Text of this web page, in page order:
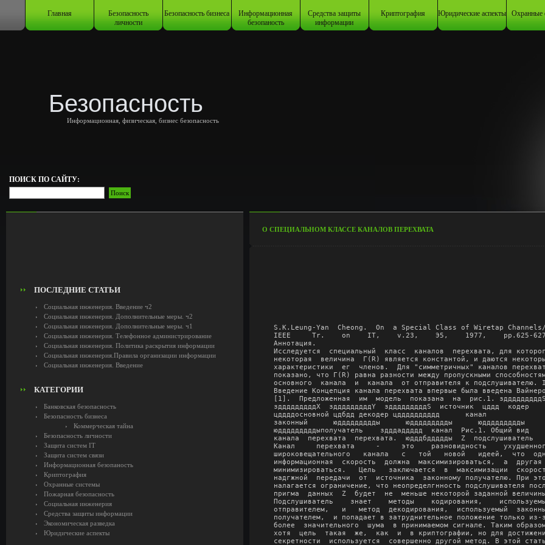
Главная Безопасность
личности
Безопасность бизнеса Информационная
безопаность
Средства защиты
информации
Криптография Юридические аспекты Охранные
Безопасность
Информационная, физическая, бизнес безопасность
ПОИСК ПО САЙТУ:
ПОСЛЕДНИЕ СТАТЬИ
Социальная инженерия. Введение ч2
Социальная инженерия. Дополнительные меры. ч2
Социальная инженерия. Дополнительные меры. ч1
Социальная инженерия. Телефонное администрирование
Социальная инженерия. Политика раскрытия информации
Социальная инженерия.Правила организации информации
Социальная инженерия. Введение
КАТЕГОРИИ
Банковская безопасность
Безопасность бизнеса
Коммерческая тайна
Безопасность личности
Защита систем IT
Защита систем связи
Информационная безопаность
Криптография
Охранные системы
Пожарная безопасность
Социальная инженерия
Средства защиты информации
Экономическая разведка
Юридические аспекты
О СПЕЦИАЛЬНОМ КЛАССЕ КАНАЛОВ ПЕРЕХВАТА
S.K.Leung-Yan  Cheong.  On  a Special Class of Wiretap Channels//
IEEE     Tr.    on    IT,    v.23,    Э5,    1977,    pp.625-627.
Аннотация.
Исследуется  специальный  класс  каналов  перехвата, для которого
некоторая  величина  Г(R) является константой, и даются некоторые
характеристики  ег  членов.  Для "симметричных" каналов перехвата
показано, что Г(R) равна разности между пропускными способностями
основного  канала  и  канала  от отправителя к подслушивателю. I.
Введение Концепция канала перехвата впервые была введена Вайнером
[1].  Предложенная  им  модель  показана  на  рис.1. здддддддддS
здддддддддX  здддддддддY  здддддддддS  источник  цддд  кодер
цддддосновной цдбдд декодер цдддддддддд      канал    
законный      юддддддддды      юддддддддды      юддддддддды     
юдддддддддыполучатель    здддаддддд  канал  Рис.1. Общий вид
канала  перехвата  перехвата.  юдддбддддды  Z  подслушиватель
Канал     перехвата     -     это    разновидность    ухудшенного
широковещательного   канала   с   той   новой   идеей,  что  одна
информационная  скорость  должна  максимизироваться,  а  другая -
минимизироваться.   Цель   заключается  в  максимизации  скорости
надгжной  передачи  от  источника  законному получателю. При этом
налагается ограничение, что неопределгнность подслушивателя после
пригма  данных  Z  будет  не  меньше некоторой заданной величины.
Подслушиватель    знает    методы    кодирования,    используемые
отправителем,   и   метод  декодирования,  используемый  законным
получателем,  и попадает в затруднительное положение только из-за
более  значительного  шума  в принимаемом сигнале. Таким образом,
хотя  цель  такая  же,  как  и  в криптографии, но для достижения
секретности  используется  совершенно другой метод. В этой статье
мы  используем основные результаты Вайнера для дискретных каналов
перехвата  без  памяти, чтобы проанализировать класс каналов, для
которых  некоторая  величина Г(R) постоянна. Мы покажем, что если
основной   канал,  а  также  каскад  основного  канала  и  канала
перехвата  являются  симметричными,  то  Г(R)  -  константа.  II.
Предварительные  замечания  Ссылаясь  на  рис.1, предположим, что
источник является эргодическим и имеет конечный алфавит. Первые k
выходных  значений  источника,  s  ,  кодируются  в  N-вектор x ,
который является входом для основного канала. Законный получатель
делает  оценку  s  для  s  ,  основанную  на y с выхода основного
канала,  подверженного воздействию ошибок с частотой появления на
блок  Pe=Pr{s  =  s}.  (1)  y  является  также  входом для канала
перехвата,   и   подслушиватель   имеет   усреднгнную  остаточную
неопределгнность  H(S  |Z  )  после  наблюдения  выхода  Z канала
перехвата.      Определим      относительную     неопределгнность
подслушивателя  как  =H(S  |Z  )/H(S  ),  (2) а скорость передачи
законному  получателю  -  R=H(S  )/N.  (3)  Отметим,  что  при =1
апостериорная неопределгнность подслушивателя относительно выхода
источника  равна  его  априорной неопределгнности. Таким образом,
при  =1  подслушиватель  после  пригма данных не становится более
информированным.  Говорят,  что  пара (R*,d*) достижима, если для
всех  >0  существует  пара  кодер-декодер такая, что R>=R* - (4а)
R>=d*  -  (4а) Pe<= . (4с) Основной результат Вайнера для области
достижимых (R,d) следующий. Теорема 1. (Вайнер) Пусть p ( ) будет
распределением  вероятности на входе основного канала. Определим,
что  (R),  R>=0,  является множеством p таких, что I(X;Y)>=R. Для
0<=R<=Cм,  где  Смпропускная  способность основного канала, пусть
Г(R)= max I(X;Y|Z). (5) Тогда множество всех достижимых пар (R,d)
задагтся  так:  *=Х{(R,d)|  0<=R<=Cм,  0<=d<=1,  Rd<=Г(R)}. (6) В
главе  III  мы  охарактеризуем  класс  каналов,  для которых Г(R)
являтся  константой.  III.  Каналы  с  постоянной  величиной Г(R)
Полезная  характеристика  каналов  с  постоянной  величиной  Г(R)
дагтся  в  следующей теореме. Теорема 2. Г(R) является константой
тогда и только тогда, если p* максимизирует I(X;Y)-I(X;Z), где p*
-  достигающее  пропускной  способности распределение на основном
канале.   Доказательство:  отметим  сперва,  что  I(X;Y|Z)  можно
переписать   следующим  образом  -  I(X;Y|Z)=H(X|Z)-H(X|Y,Z)  (7)
=H(X|Z)-H(X|Y)   (8)  =I(X;Y)-I(X;Z),  (9)  при  этом  в  (8)  мы
использовали  тот факт, что X, Y и Z образуют марковскую цепочку.
Если  p*  максимизирует  I(X;Y)-I(X;Z),  то Г(R)=I (X;Y)-I (X;Z),
(10)  поскольку  p*  (R)  для  0<=R<=Cм.  Следовательно,  Г(R)  -
константа.   Обратно   предположим,   что   p*  не  максимизирует
I(X;Y)-I(X;Z). Обозначим максимизирующее распределение как p' , и
пусть   Ip'   (X;Y)=R1.  Тогда  очевидно,  что  Г(R1)>Г(См).  Это
показывает,  что Г(R) не может быть константой. ЧИТД Теперь дадим
необходимое   условие,   чтобы   Г(R)  являлось  константой,  для
специального  класса  дискретных  каналов  перехвата  без памяти.
Теорема  3.  Пусть  основной  канал  будет дискретным каналом без
памяти  (ДКБП)  с  К  входами,  а канал перехвата будет некоторым
другим   ДКБП.   Предположим,   что  I(X;Y)  максимизируется  при
единственном  входном  распределении p* =(p*(1),p*(2),...,p*(К)),
причгм все составляющие p* строго положительны. Тогда необходимое
условие,  чтобы Г(R) было константой, заключается в следующем: p*
должно    быть   максимизирующим   распределением   для   I(X;Z).
Доказательство:  сперва  отметим,  что  I(X;Y)  и I(X;Z) являются
вогнутыми   функциями   распределения  вероятностей  p  на  входе
основного   канала   [3,   теорема   4.4.2].  Будем  использовать
ограничительное  равенство p(i)=1, подставляя 1- p(i) вместо p(К)
в   выражениях   для   I(X;Y)  и  I(X;Z).  Таким  образом,  можно
рассмотреть максимизацию I(X;Y) и I(X;Z), которые теперь являются
функциями   от  К-1  переменных  с  ограничительным  неравенством
p(i)>=0.  По  гипотезе  I(X;Y)  имеет  максимум при p* , и p* >0.
Следовательно I(X;Y) p(i) 1<=i<=К-1. (11) Теперь предположим, что
p* не максимизирует I(X;Z). Тогда существует по крайней мере одно
j [1,К-1] такое, что I(X;Z) p(j) (12) Следовательно, передвигаясь
от  p*  в  направлении  p(j)  (это  всегда  возможно,  так как мы
предположили, что все составляющие p* строго положительны), можно
увеличить  разность  между  I(X;Y)  и  I(X;Z)  (по  крайней  мере
первоначально). Следовательно, p* не максимизирует I(X;Y)-I(X;Z),
и  из  теоремы  2  следует, что Г(R) не является константой. ЧИТД
Примечание. Теорему 3 можно непосредственно применить для случая,
когда   I(X;Y)   максимизируется   неединственными,   но   строго
положительными  входными  распределениями.  На  рис.  2(а) и 2(б)
показаны примеры основного канала и канала перехвата, для которых
Г(R)   не   является   константой.   Каскад   этих  двух  каналов
эквивалентен  двоичному  симметричному  каналу (ДСК) с переходной
вероятностью   1/11,   как   показано  на  рис.2(в).  1  10/11  0
ддддддддддддддддд  0  0  ддддддддддддддддд  0  X 0,1 Y Y 1/11 Z 1
ддддддддддддддддд  1  1 ддддддддддддддддд 1 0,9 1 (а) (б) 10/11 0
ддддддддддддддддд  0  X  Z 1 ддддддддддддддддд 1 10/11 (в) Рис.2.
(а)  основной  канал;  (б)  канал перехвата; (в) каскад основного
канала  и  канала  перехвата.  Максимум  I(X;Y)  достигается  при
Pr{X=0}=0,54.   С   другой   стороны,   ввиду   симметрии  канала
относительно  X  и  Z  I(X;Z)  максимизируется  при  Pr{X=0}=0,5.
Следовательно,  по  теореме 3 Г(R) не является константой. Теперь
докажем  результат,  дающий  достаточное условие, чтобы Г(R) была
константой.   Теорема   4.   Предположим,  что  I(X;Y)  и  I(X;Z)
одновременно максимизируются при входном распределении p* . Тогда
Г(R)  является  константой  и  равна См-Смw, где Смw - пропускная
способность   каскадного  канала.  Доказательство:  p*  позволяет
достичь    максимумов   I(X;Y)   и   I(X;Z)   и,   следовательно,
соответствует  стационарной  точке  I(X;Y)I(X;Z)=I(X;Y|Z). Ниже в
лемме  1  показано,  что I(X;Y|Z) - это вогнутая функция входного
распределения  вероятностей. Следовательно, стационарная точка p*
также  максимизирует  I(X;Y)-I(X;Z).  И  наконец,  из  теоремы  2
следует,  что  Г(R) - константа. Кроме того, Г(R)=I (X;Y)-I (X;Z)
(13)  =Cм-Смw.  ЧИТД  (14)  Следствие.  Предположим, что основной
канал  -  это  симметричный ДКБП [3, с.90] и что каскад основного
канала  и  канала  перехвата - это также симметричный ДКБП. Тогда
Г(R)  является  константой и равна Cм-Cмw. Доказательство: хорошо
известно   [3,   теорема   4.5.2],  что  для  симметричного  ДКБП
пропускная     способность    достигается    при    использовании
равновероятных  входных  величин.  Этот  факт  в  совокупности  с
теоремой 4 доказывает, что Г(R) - константа. Поскольку См и Смw в
этом  случае  легко  оценить,  то  можно  найти и Г(R). Эту главу
завершим доказательством следующей леммы. Лемма 1. Пусть X, Y и Z
обозначают входы и выходы двух каскадированных ДКБП, как показано
на   рис.3.  Тогда  I(X;Y|Z)  -  это  вогнутая  функция  входного
распределения  вероятностей.  зддддддддд  зддддддддд  ддд ДКБП
цдддд  ДКБП  цддд  X    Y   Z юддддддддды юддддддддды Рис.3.
Каскад  двух ДКБП. Доказательство: предположим, что Q0 и Q1 - это
два   произвольных  распределения  вероятностей  на  X.  Пусть  I
(X;Y|Z)=I   (15)   и   I  (X;Y|Z)=I  .  (16)  Пусть  (0,1)  будет
произвольной,   и  Q=  Q  +(1-  )Q,  а  соответствующую  взаимную
информацию  обозначим  I.  Тогда мы хотим показать, что I +(1- )I
<=I.  (17)  Рассмотрим  дополнительную  случайную  переменную  U,
принимающую  значения {0,1} с вероятностями Pr{U=0}= , Pr{U=1}=1-
.  (18)  Теперь  примем  Q  и  Q в качестве условных вероятностей
относительно  U:  если U=0, то входное распределение вероятностей
равно  Q , а если U=1, то входное распределение - Q . Тогда U, X,
Y  и  Z  образуют  марковскую  цепочку,  и  выполняются